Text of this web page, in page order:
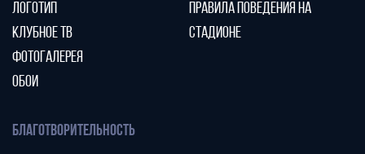
ЛОГОТИП
КЛУБНОЕ ТВ
ФОТОГАЛЕРЕЯ
ОБОИ
ПРАВИЛА ПОВЕДЕНИЯ НА
СТАДИОНЕ
БЛАГОТВОРИТЕЛЬНОСТЬ